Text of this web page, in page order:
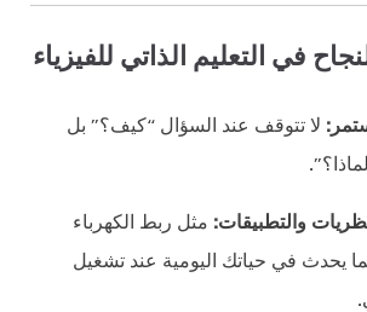
في التعليم الذاتي للفيزياء
لا تتوقف عند السؤال “كيف؟” بل
والتطبيقات: مثل ربط الكهرباء
يحدث في حياتك اليومية عند تشغيل